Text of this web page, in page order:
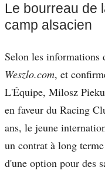
Le bourreau de
camp alsacien
Selon les informations
Weszlo.com, et
L'Équipe, Milosz
en faveur du Racing
ans, le jeune
un contrat à long
d'une option pour des